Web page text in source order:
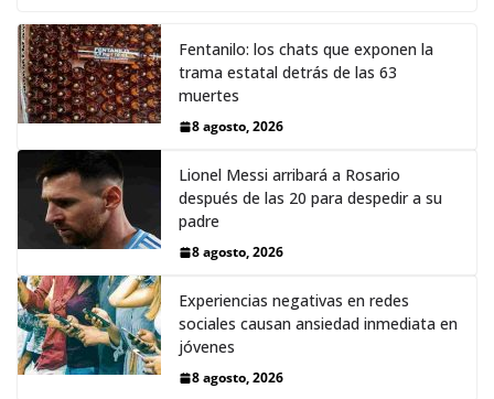
Fentanilo: los chats que exponen la
trama estatal detrás de las 63
muertes
8 agosto, 2026
Lionel Messi arribará a Rosario
después de las 20 para despedir a su
padre
8 agosto, 2026
Experiencias negativas en redes
sociales causan ansiedad inmediata en
jóvenes
8 agosto, 2026